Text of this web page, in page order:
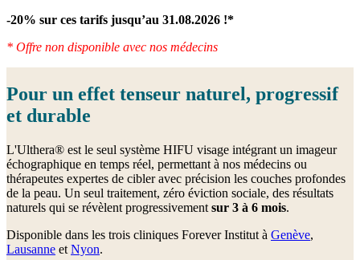
-20% sur ces tarifs jusqu’au 31.08.2026 !*
* Offre non disponible avec nos médecins
Pour un effet tenseur naturel, progressif
et durable
L'Ulthera® est le seul système HIFU visage intégrant un imageur
échographique en temps réel, permettant à nos médecins ou
thérapeutes expertes de cibler avec précision les couches profondes
de la peau. Un seul traitement, zéro éviction sociale, des résultats
naturels qui se révèlent progressivement sur 3 à 6 mois.
Disponible dans les trois cliniques Forever Institut à Genève,
Lausanne et Nyon.